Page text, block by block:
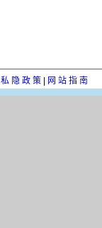
私 隐 政 策| 网 站 指 南